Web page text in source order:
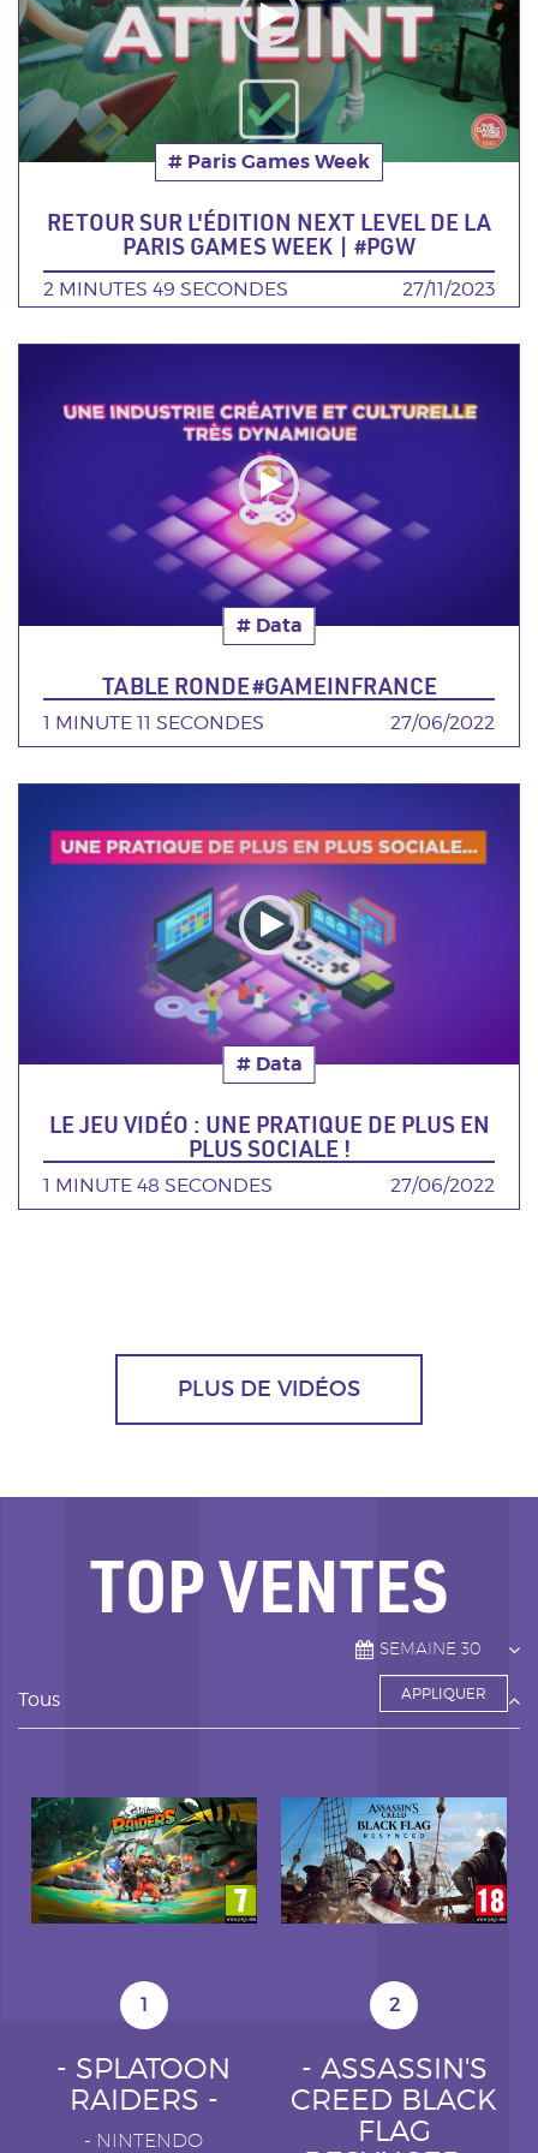
Thématique
# Paris Games Week
RETOUR SUR L'ÉDITION NEXT LEVEL DE LA
PARIS GAMES WEEK | #PGW
DURÉE
2 MINUTES 49 SECONDES DATE
27/11/2023
video
Thématique
# Data
TABLE RONDE #GAMEINFRANCE
DURÉE
1 MINUTE 11 SECONDES DATE
27/06/2022
video
Thématique
# Data
LE JEU VIDÉO : UNE PRATIQUE DE PLUS EN
PLUS SOCIALE !
DURÉE
1 MINUTE 48 SECONDES DATE
27/06/2022
PLUS DE VIDÉOS
TOP VENTES
Tous
1
- SPLATOON
RAIDERS -
- NINTENDO
2
- ASSASSIN'S
CREED BLACK
FLAG